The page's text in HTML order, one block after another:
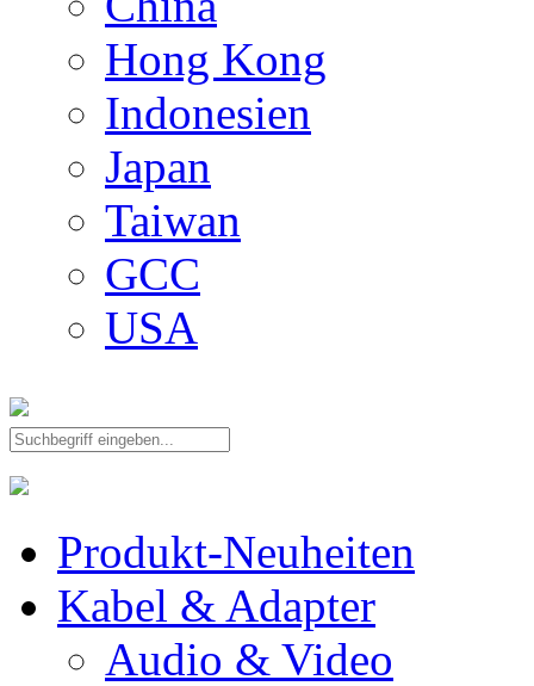
Hong Kong
Indonesien
Japan
Taiwan
GCC
USA
Produkt-Neuheiten
Kabel & Adapter
Audio & Video